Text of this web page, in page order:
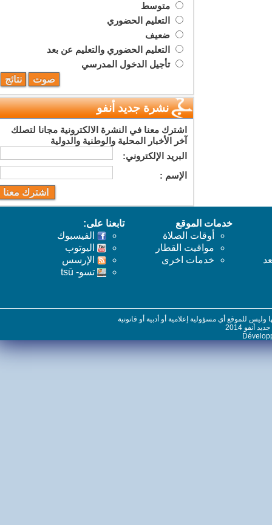
متوسط
التعليم الحضوري
ضعيف
التعليم الحضوري والتعليم عن بعد
تأجيل الدخول المدرسي
نشرة جديد أنفو
اشترك معنا في النشرة الالكترونية مجانا لتصلك
آخر الأخبار المحلية والوطنية والدولية
البريد اﻹلكتروني:
اﻹسم :
خدمات الموقع
أوقات الصلاة
مواقيت القطار
خدمات اخرى
تابعنا على:
الفيسبوك
اليوتوب
اﻹرسس
تسو- tsū
للموقع أي مسؤولية إعلامية أو أدبية أو قانونية
2014